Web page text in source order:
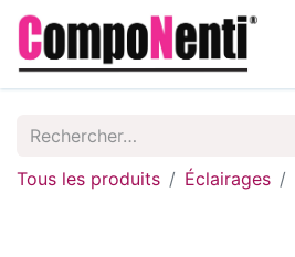
Tous les produits Éclairages